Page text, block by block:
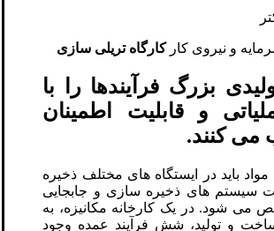
کارگاه تریلی سازی
بزرگ فرآیندها را با
و قابلیت اطمینان
می کنند.
باید در ایستگاه های مختلف ذخیره
سیستم های ذخیره سازی و جابجایی
می شود. در یک کارخانه مکانیزه، به
و تولید، شش فرآیند عمده وجود